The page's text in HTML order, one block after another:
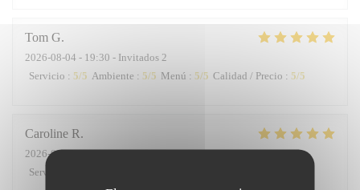
Tom G
2026-08-04 - 19:30 - Invitados 2
Servicio : 5/5 Ambiente : 5/5 Menú : 5/5 Calidad / Precio : 5/5
Caroline R
2026-08-01- 20:30 - Invitados 5
Servicio